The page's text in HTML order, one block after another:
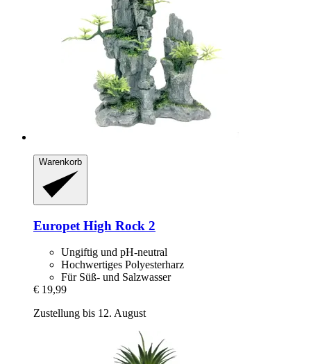
Warenkorb
Europet High Rock 2
Ungiftig und pH-neutral
Hochwertiges Polyesterharz
Für Süß- und Salzwasser
€ 19,99
Zustellung bis 12. August